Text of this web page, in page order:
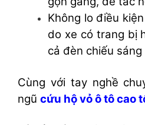
Không lo điều
do xe có trang bị
cả đèn chiếu
Cùng với tay nghề
ngũ cứu hộ vỏ ô tô cao